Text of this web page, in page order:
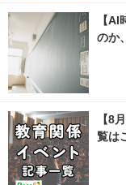
【
のか
【8
覧は